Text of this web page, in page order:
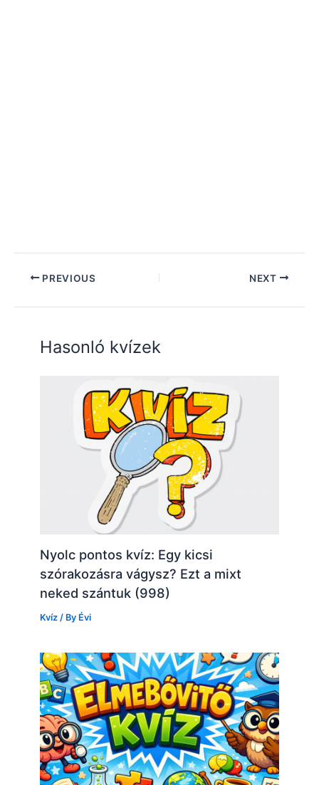
PREVIOUS NEXT
Hasonló kvízek
Nyolc pontos kvíz: Egy kicsi
szórakozásra vágysz? Ezt a mixt
neked szántuk (998)
Kvíz / By Évi